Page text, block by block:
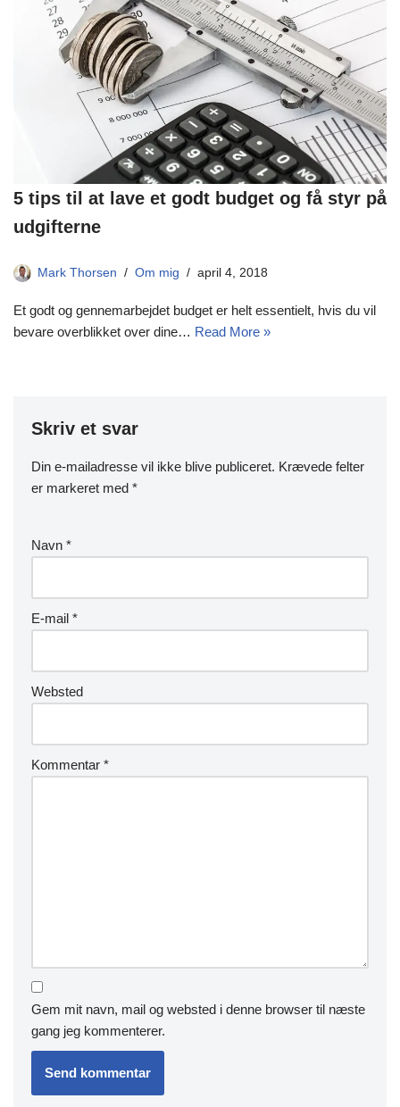
5 tips til at lave et godt budget og få styr på
udgifterne
Mark Thorsen Om mig april 4, 2018
Et godt og gennemarbejdet budget er helt essentielt, hvis du vil
bevare overblikket over dine… Read More »
Skriv et svar
Din e-mailadresse vil ikke blive publiceret. Krævede felter
er markeret med *
Navn *
E-mail *
Websted
Kommentar *
Gem mit navn, mail og websted i denne browser til næste
gang jeg kommenterer.